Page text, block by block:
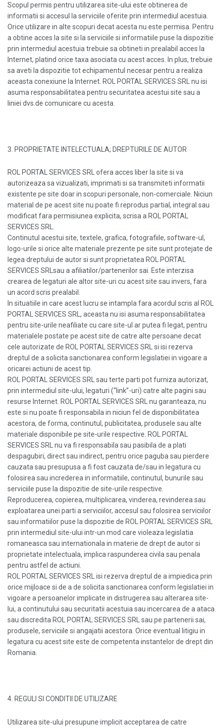
Scopul permis pentru utilizarea site-ului este obtinerea de
informatii si accesul la serviciile oferite prin intermediul acestuia.
Orice utilizare in alte scopuri decat acesta nu este permisa. Pentru
a obtine acces la site si la serviciile si informatiile puse la dispozitie
prin intermediul acestuia trebuie sa obtineti in prealabil acces la
Internet, platind orice taxa asociata cu acest acces. In plus, trebuie
sa aveti la dispozitie tot echipamentul necesar pentru a realiza
aceasta conexiune la Internet. ROL PORTAL SERVICES SRL nu isi
asuma responsabilitatea pentru securitatea acestui site sau a
liniei dvs.de comunicare cu acesta.
3. PROPRIETATE INTELECTUALA; DREPTURILE DE AUTOR
ROL PORTAL SERVICES SRL ofera acces liber la site si va
autorizeaza sa vizualizati, imprimati si sa transmiteti informatii
existente pe site doar in scopuri personale, non-comerciale. Niciun
material de pe acest site nu poate fi reprodus partial, integral sau
modificat fara permisiunea explicita, scrisa a ROL PORTAL
SERVICES SRL.
Continutul acestui site, textele, grafica, fotografiile, software-ul,
logo-urile si orice alte materiale prezente pe site sunt protejate de
legea dreptului de autor si sunt proprietatea ROL PORTAL
SERVICES SRLsau a afiliatilor/partenerilor sai. Este interzisa
crearea de legaturi ale altor site-uri cu acest site sau invers, fara
un acord scris prealabil.
In situatiile in care acest lucru se intampla fara acordul scris al ROL
PORTAL SERVICES SRL, aceasta nu isi asuma responsabilitatea
pentru site-urile neafiliate cu care site-ul ar putea fi legat, pentru
materialele postate pe acest site de catre alte persoane decat
cele autorizate de ROL PORTAL SERVICES SRL si isi rezerva
dreptul de a solicita sanctionarea conform legislatiei in vigoare a
oricarei actiuni de acest tip.
ROL PORTAL SERVICES SRL sau terte parti pot furniza autorizat,
prin intermediul site-ului, legaturi (“link”-uri) catre alte pagini sau
resurse Internet. ROL PORTAL SERVICES SRL nu garanteaza, nu
este si nu poate fi responsabila in niciun fel de disponibilitatea
acestora, de forma, continutul, publicitatea, produsele sau alte
materiale disponibile pe site-urile respective. ROL PORTAL
SERVICES SRL nu va fi responsabila sau pasibila de a plati
despagubiri, direct sau indirect, pentru orice paguba sau pierdere
cauzata sau presupusa a fi fost cauzata de/sau in legatura cu
folosirea sau increderea in informatiile, continutul, bunurile sau
serviciile puse la dispozitie de site-urile respective.
Reproducerea, copierea, multiplicarea, vinderea, revinderea sau
exploatarea unei parti a serviciilor, accesul sau folosirea serviciilor
sau informatiilor puse la dispozitie de ROL PORTAL SERVICES SRL
prin intermediul site-ului intr-un mod care violeaza legislatia
romaneasca sau internationala in materie de drept de autor si
proprietate intelectuala, implica raspunderea civila sau penala
pentru astfel de actiuni.
ROL PORTAL SERVICES SRL isi rezerva dreptul de a impiedica prin
orice mijloace si de a de solicita sanctionarea conform legislatiei in
vigoare a persoanelor implicate in distrugerea sau alterarea site-
lui, a continutului sau securitatii acestuia sau incercarea de a ataca
sau discredita ROL PORTAL SERVICES SRL sau pe partenerii sai,
produsele, serviciile si angajatii acestora. Orice eventual litigiu in
legatura cu acest site este de competenta instantelor de drept din
Romania.
4. REGULI SI CONDITII DE UTILIZARE
Utilizarea site-ului presupune implicit acceptarea de catre